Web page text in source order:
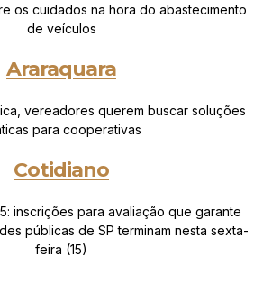
os cuidados na hora do abastecimento
de veículos
Araraquara
vereadores querem buscar soluções
para cooperativas
Cotidiano
inscrições para avaliação que garante
públicas de SP terminam nesta sexta-
feira (15)